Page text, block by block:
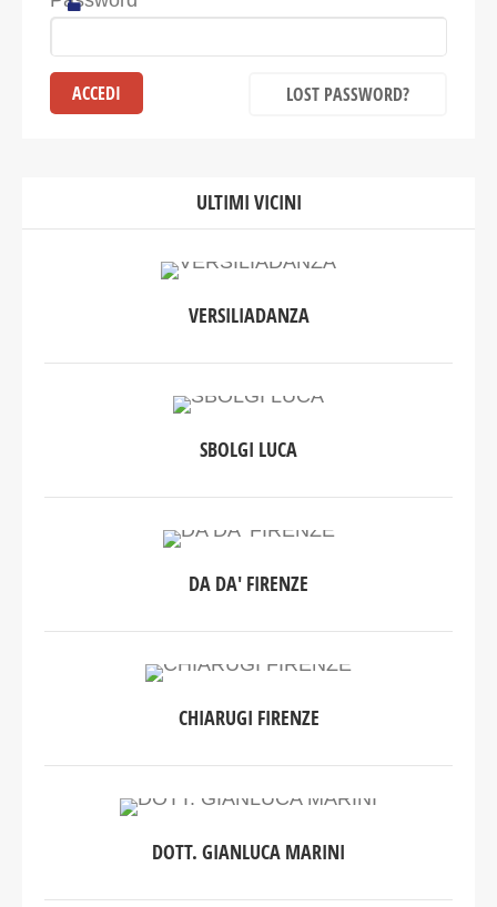
LOST PASSWORD?
ULTIMI VICINI
VERSILIADANZA
SBOLGI LUCA
DA DA' FIRENZE
CHIARUGI FIRENZE
DOTT. GIANLUCA MARINI